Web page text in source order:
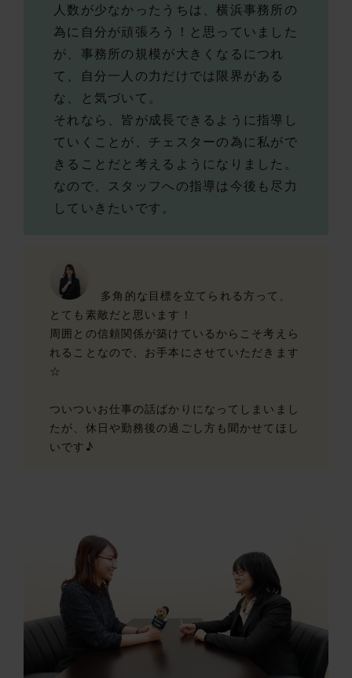
人数が少なかったうちは、横浜事務所の
為に自分が頑張ろう！と思っていました
が、事務所の規模が大きくなるにつれ
て、自分一人の力だけでは限界がある
な、と気づいて。
それなら、皆が成長できるように指導し
ていくことが、チェスターの為に私がで
きることだと考えるようになりました。
なので、スタッフへの指導は今後も尽力
していきたいです。
多角的な目標を立てられる方って、
とても素敵だと思います！
周囲との信頼関係が築けているからこそ考えら
れることなので、お手本にさせていただきます
☆
ついついお仕事の話ばかりになってしまいまし
たが、休日や勤務後の過ごし方も聞かせてほし
いです♪